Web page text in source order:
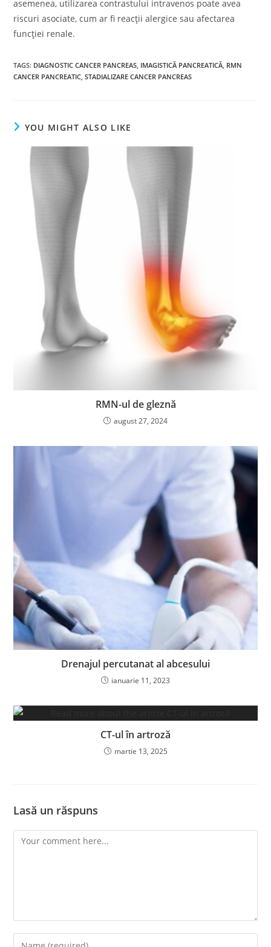
asemenea, utilizarea contrastului intravenos poate avea
riscuri asociate, cum ar fi reacții alergice sau afectarea
funcției renale.
TAGS: DIAGNOSTIC CANCER PANCREAS IMAGISTICĂ PANCREATICĂ RMN
CANCER PANCREATIC STADIALIZARE CANCER PANCREAS
YOU MIGHT ALSO LIKE
RMN-ul de gleznă
august 27, 2024
Drenajul percutanat al abcesului
ianuarie 11, 2023
CT-ul în artroză
martie 13, 2025
Lasă un răspuns
Comment
Enter